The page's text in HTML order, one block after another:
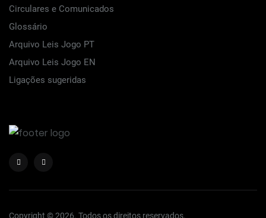
Circulares e Comunicados
Glossário
Arquivo Leis Jogo PT
Arquivo Leis Jogo EN
Ligações sugeridas
Copyright © 2026. Todos os direitos reservados.